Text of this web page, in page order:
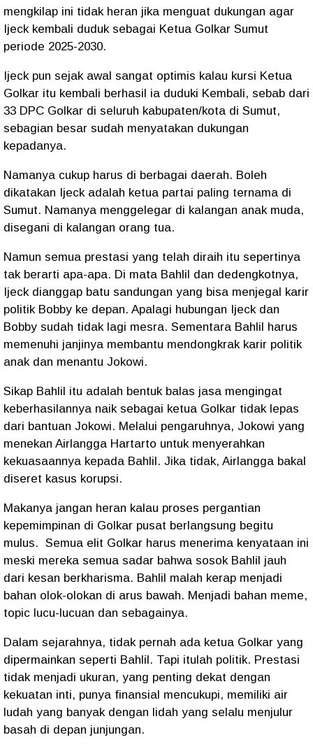
mengkilap ini tidak heran jika menguat dukungan agar
Ijeck kembali duduk sebagai Ketua Golkar Sumut
periode 2025-2030.
Ijeck pun sejak awal sangat optimis kalau kursi Ketua
Golkar itu kembali berhasil ia duduki Kembali, sebab dari
33 DPC Golkar di seluruh kabupaten/kota di Sumut,
sebagian besar sudah menyatakan dukungan
kepadanya.
Namanya cukup harus di berbagai daerah. Boleh
dikatakan Ijeck adalah ketua partai paling ternama di
Sumut. Namanya menggelegar di kalangan anak muda,
disegani di kalangan orang tua.
Namun semua prestasi yang telah diraih itu sepertinya
tak berarti apa-apa. Di mata Bahlil dan dedengkotnya,
Ijeck dianggap batu sandungan yang bisa menjegal karir
politik Bobby ke depan. Apalagi hubungan Ijeck dan
Bobby sudah tidak lagi mesra. Sementara Bahlil harus
memenuhi janjinya membantu mendongkrak karir politik
anak dan menantu Jokowi.
Sikap Bahlil itu adalah bentuk balas jasa mengingat
keberhasilannya naik sebagai ketua Golkar tidak lepas
dari bantuan Jokowi. Melalui pengaruhnya, Jokowi yang
menekan Airlangga Hartarto untuk menyerahkan
kekuasaannya kepada Bahlil. Jika tidak, Airlangga bakal
diseret kasus korupsi.
Makanya jangan heran kalau proses pergantian
kepemimpinan di Golkar pusat berlangsung begitu
mulus. Semua elit Golkar harus menerima kenyataan ini
meski mereka semua sadar bahwa sosok Bahlil jauh
dari kesan berkharisma. Bahlil malah kerap menjadi
bahan olok-olokan di arus bawah. Menjadi bahan meme,
topic lucu-lucuan dan sebagainya.
Dalam sejarahnya, tidak pernah ada ketua Golkar yang
dipermainkan seperti Bahlil. Tapi itulah politik. Prestasi
tidak menjadi ukuran, yang penting dekat dengan
kekuatan inti, punya finansial mencukupi, memiliki air
ludah yang banyak dengan lidah yang selalu menjulur
basah di depan junjungan.